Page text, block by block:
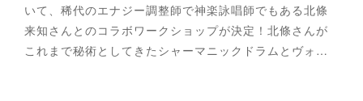
いて、稀代のエナジー調整師で神楽詠唱師でもある北條
来知さんとのコラボワークショップが決定！北條さんが
これまで秘術としてきたシャーマニックドラムとヴォ…